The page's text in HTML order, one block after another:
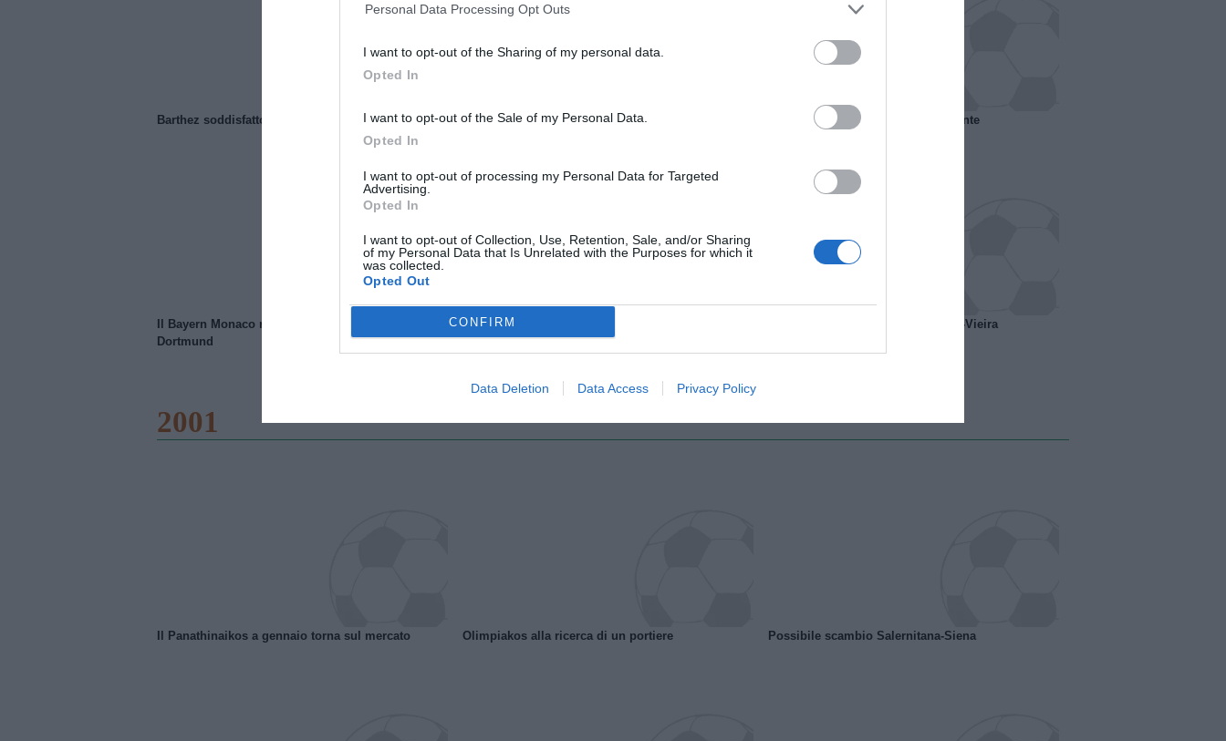
Personal Data Processing Opt Outs
I want to opt-out of the Sharing of my personal data.
Opted In
I want to opt-out of the Sale of my Personal Data.
Opted In
I want to opt-out of processing my Personal Data for Targeted
Advertising.
Opted In
I want to opt-out of Collection, Use, Retention, Sale, and/or Sharing
of my Personal Data that Is Unrelated with the Purposes for which it
was collected.
Opted Out
CONFIRM
Data Deletion Data Access Privacy Policy
Barthez soddisfatto del Manchester United Il Rayo Vallecano spinge per Zamorano Francia, il Marsiglia senza presidente
Il Bayern Monaco ridimensiona il Borussia
Dortmund
Wiltord vuole giocare A gennaio ipotesi scambio Davids-Vieira
2001
Il Panathinaikos a gennaio torna sul mercato Olimpiakos alla ricerca di un portiere Possibile scambio Salernitana-Siena